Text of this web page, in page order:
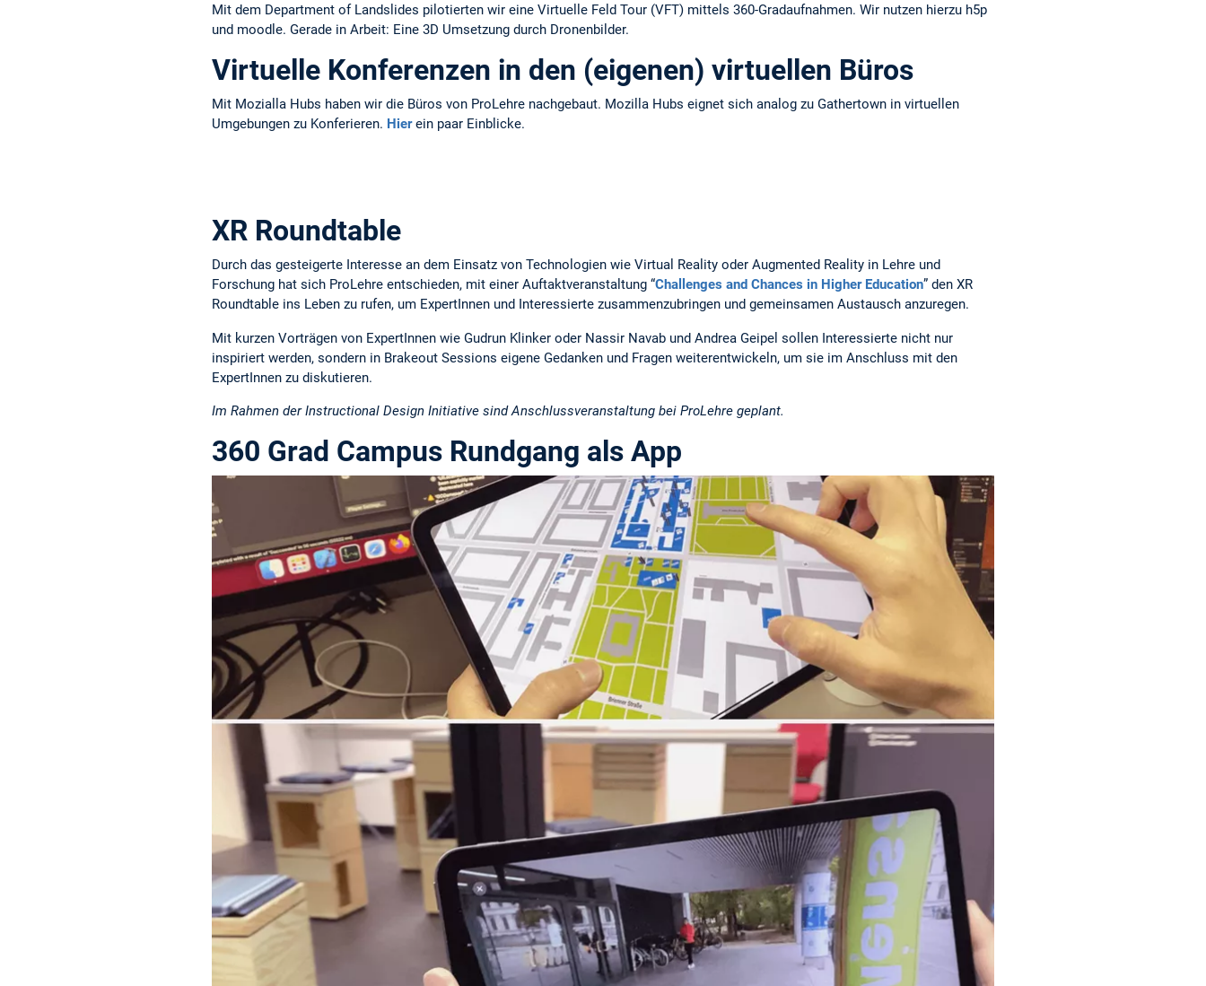
Mit dem Department of Landslides pilotierten wir eine Virtuelle Feld Tour (VFT) mittels 360-Gradaufnahmen. Wir nutzen hierzu h5p
und moodle. Gerade in Arbeit: Eine 3D Umsetzung durch Dronenbilder.
Virtuelle Konferenzen in den (eigenen) virtuellen Büros
Mit Mozialla Hubs haben wir die Büros von ProLehre nachgebaut. Mozilla Hubs eignet sich analog zu Gathertown in virtuellen
Umgebungen zu Konferieren. Hierein paar Einblicke.
XR Roundtable
Durch das gesteigerte Interesse an dem Einsatz von Technologien wie Virtual Reality oder Augmented Reality in Lehre und
Forschung hat sich ProLehre entschieden, mit einer Auftaktveranstaltung “Challenges and Chances in Higher Education” den XR
Roundtable ins Leben zu rufen, um ExpertInnen und Interessierte zusammenzubringen und gemeinsamen Austausch anzuregen.
Mit kurzen Vorträgen von ExpertInnen wie Gudrun Klinker oder Nassir Navab und Andrea Geipel sollen Interessierte nicht nur
inspiriert werden, sondern in Brakeout Sessions eigene Gedanken und Fragen weiterentwickeln, um sie im Anschluss mit den
ExpertInnen zu diskutieren.
Im Rahmen der Instructional Design Initiative sind Anschlussveranstaltung bei ProLehre geplant.
360 Grad Campus Rundgang als App